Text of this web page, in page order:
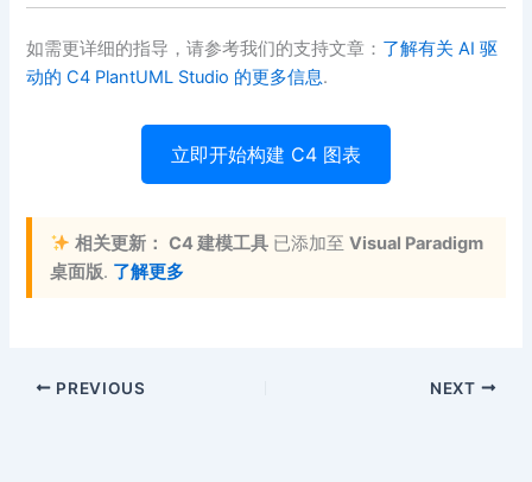
如需更详细的指导，请参考我们的支持文章： 了解有关 AI 驱
动的 C4 PlantUML Studio 的更多信息.
立即开始构建 C4 图表
相关更新： C4 建模工具 已添加至Visual Paradigm
桌面版. 了解更多
PREVIOUS NEXT